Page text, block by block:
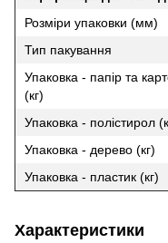
Розміри упаковки (мм)
Тип пакування
Упаковка - папір та
(кг)
Упаковка - полістирол
Упаковка - дерево (кг)
Упаковка - пластик (кг)
Характеристики